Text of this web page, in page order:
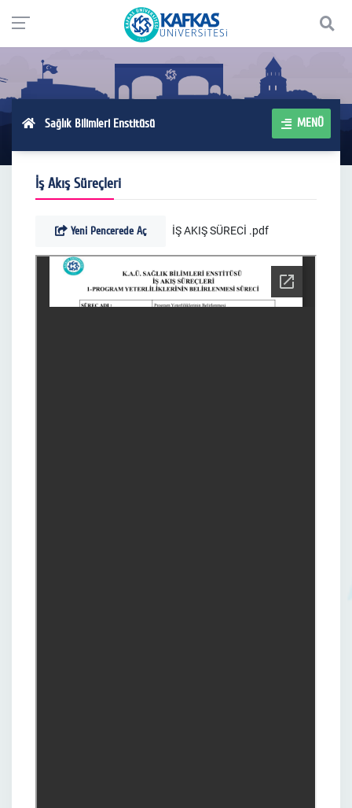
Sağlık Bilimleri Enstitüsü MENÜ
İş Akış Süreçleri
Yeni Pencerede Aç İŞ AKIŞ SÜRECİ .pdf